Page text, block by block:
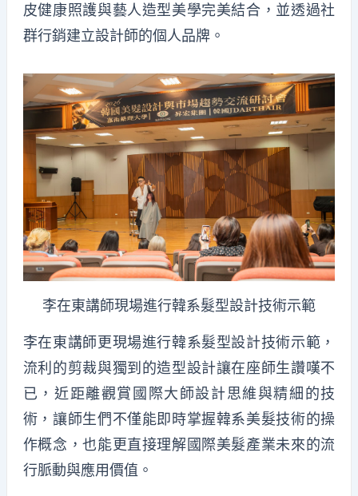
皮健康照護與藝人造型美學完美結合，並透過社
群行銷建立設計師的個人品牌。
李在東講師現場進行韓系髮型設計技術示範
李在東講師更現場進行韓系髮型設計技術示範，
流利的剪裁與獨到的造型設計讓在座師生讚嘆不
已，近距離觀賞國際大師設計思維與精細的技
術，讓師生們不僅能即時掌握韓系美髮技術的操
作概念，也能更直接理解國際美髮產業未來的流
行脈動與應用價值。